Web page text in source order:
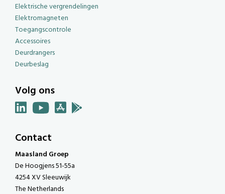
Elektrische vergrendelingen
Elektromagneten
Toegangscontrole
Accessoires
Deurdrangers
Deurbeslag
Volg ons
Contact
Maasland Groep
De Hoogjens 51-55a
4254 XV Sleeuwijk
The Netherlands